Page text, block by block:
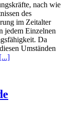
nach wie
des
im Zeitalter
jedem Einzelnen
Da
Umständen
[...]